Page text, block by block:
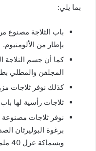
بما يلي:
باب الثلاجة مصنوع
بإطار من الألومنيوم.
كما أن جسم الثلاجة
المجلفن والمطلي
كذلك نوفر ثلاجات
ثلاجات رأسية لها
نوفر ثلاجات
وبسماكة عزل 40 ملم.